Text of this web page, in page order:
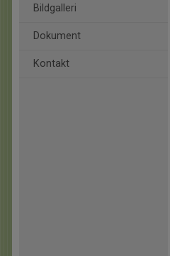
Bildgalleri
Dokument
Kontakt